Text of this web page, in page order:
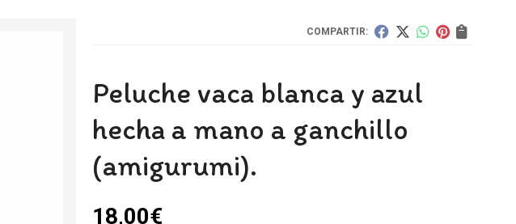
COMPARTIR:
Peluche vaca blanca y azul
hecha a mano a ganchillo
(amigurumi).
18,00€